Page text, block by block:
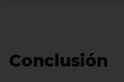
Conclusión